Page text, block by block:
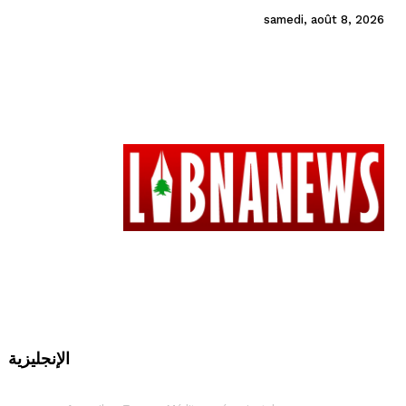
samedi, août 8, 2026
الإنجليزية